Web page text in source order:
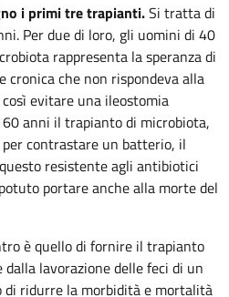
i primi tre trapianti.Si tratta di
Per due di loro, gli uomini di 40
rappresenta la speranza di
cronica che non rispondeva alla
evitare una ileostomia
anni il trapianto di microbiota,
per contrastare un batterio, il
resistente agli antibiotici
portare anche alla morte del
è quello di fornire il trapianto
lavorazione delle feci di un
di ridurre la morbidità e mortalità